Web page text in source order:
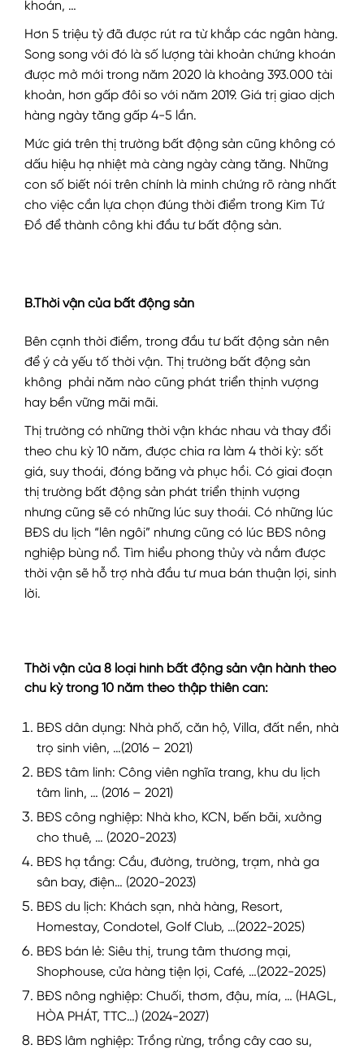
khoán, …
Hơn 5 triệu tỷ đã được rút ra từ khắp các ngân hàng.
Song song với đó là số lượng tài khoản chứng khoán
được mở mới trong năm 2020 là khoảng 393.000 tài
khoản, hơn gấp đôi so với năm 2019. Giá trị giao dịch
hàng ngày tăng gấp 4-5 lần.
Mức giá trên thị trường bất động sản cũng không có
dấu hiệu hạ nhiệt mà càng ngày càng tăng. Những
con số biết nói trên chính là minh chứng rõ ràng nhất
cho việc cần lựa chọn đúng thời điểm trong Kim Tứ
Đồ để thành công khi đầu tư bất động sản.
B.Thời vận của bất động sản
Bên cạnh thời điểm, trong đầu tư bất động sản nên
để ý cả yếu tố thời vận. Thị trường bất động sản
không phải năm nào cũng phát triển thịnh vượng
hay bền vững mãi mãi.
Thị trường có những thời vận khác nhau và thay đổi
theo chu kỳ 10 năm, được chia ra làm 4 thời kỳ: sốt
giá, suy thoái, đóng băng và phục hồi. Có giai đoạn
thị trường bất động sản phát triển thịnh vượng
nhưng cũng sẽ có những lúc suy thoái. Có những lúc
BĐS du lịch “lên ngôi” nhưng cũng có lúc BĐS nông
nghiệp bùng nổ. Tìm hiểu phong thủy và nắm được
thời vận sẽ hỗ trợ nhà đầu tư mua bán thuận lợi, sinh
lời.
Thời vận của 8 loại hình bất động sản vận hành theo
chu kỳ trong 10 năm theo thập thiên can:
BĐS dân dụng: Nhà phố, căn hộ, Villa, đất nền, nhà
trọ sinh viên, …(2016 – 2021)
BĐS tâm linh: Công viên nghĩa trang, khu du lịch
tâm linh, … (2016 – 2021)
BĐS công nghiệp: Nhà kho, KCN, bến bãi, xưởng
cho thuê, … (2020-2023)
BĐS hạ tầng: Cầu, đường, trường, trạm, nhà ga
sân bay, điện… (2020-2023)
BĐS du lịch: Khách sạn, nhà hàng, Resort,
Homestay, Condotel, Golf Club, …(2022-2025)
BĐS bán lẻ: Siêu thị, trung tâm thương mại,
Shophouse, cửa hàng tiện lợi, Café, …(2022-2025)
BĐS nông nghiệp: Chuối, thơm, đậu, mía, … (HAGL,
HÒA PHÁT, TTC…) (2024-2027)
BĐS lâm nghiệp: Trồng rừng, trồng cây cao su,